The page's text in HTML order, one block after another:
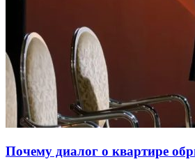
Почему диалог о квартире